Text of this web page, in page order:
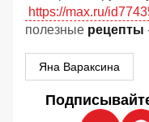
https://max.ru/
полезные рецепты
Яна Вараксина